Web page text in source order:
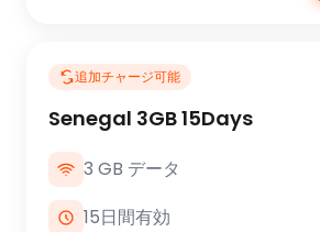
追加チャージ可能
Senegal 3GB 15Days
3 GB データ
15日間有効